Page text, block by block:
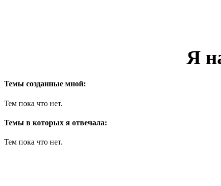
Я
Темы созданные мной:
Тем пока что нет.
Темы в которых я отвечала:
Тем пока что нет.